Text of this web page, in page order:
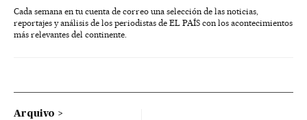
Cada semana en tu cuenta de correo una selección de las noticias,
reportajes y análisis de los periodistas de EL PAÍS con los acontecimientos
más relevantes del continente.
Arquivo